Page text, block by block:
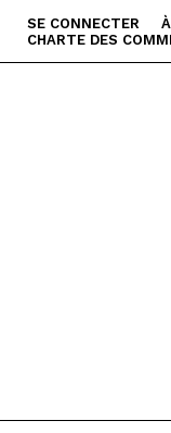
SE CONNECTER
CHARTE DES